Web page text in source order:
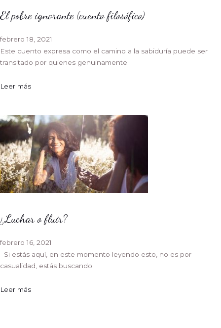
El pobre ignorante (cuento filosófico)
febrero 18, 2021
Este cuento expresa como el camino a la sabiduría puede ser
transitado por quienes genuinamente
Leer más
¿Luchar o fluir?
febrero 16, 2021
Si estás aquí, en este momento leyendo esto, no es por
casualidad, estás buscando
Leer más